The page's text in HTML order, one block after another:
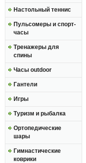
Настольный теннис
Пульсомеры и спорт-
часы
Тренажеры для
спины
Часы outdoor
Гантели
Игры
Туризм и рыбалка
Ортопедические
шары
Гимнастические
коврики